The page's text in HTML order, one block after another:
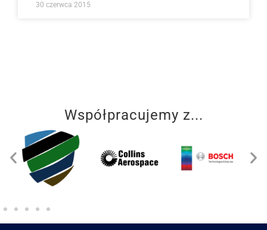
30 czerwca 2015
Współpracujemy z...